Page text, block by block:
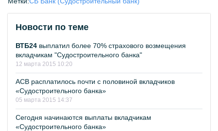
Новости по теме
ВТБ24 выплатил более 70% страхового возмещения
вкладчикам "Судостроительного банка"
12 марта 2015 10:20
АСВ расплатилось почти с половиной вкладчиков
«Судостроительного банка»
05 марта 2015 14:37
Сегодня начинаются выплаты вкладчикам
«Судостроительного банка»